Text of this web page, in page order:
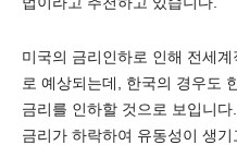
미국의 금리인하로 인해 전세
로 예상되는데, 한국의 경우도
금리를 인하할 것으로 보입니
금리가 하락하여 유동성이 생